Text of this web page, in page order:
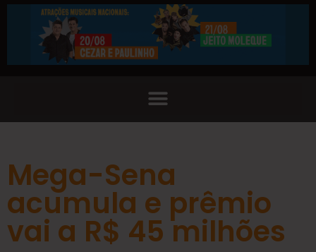
Mega-Sena
acumula e prêmio
vai a R$ 45 milhões